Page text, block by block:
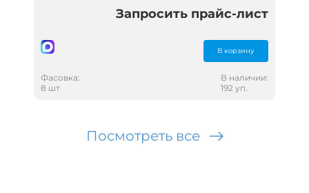
Запросить прайс-лист
В корзину
Фасовка:
8 шт
В наличии:
192 уп.
Посмотреть все